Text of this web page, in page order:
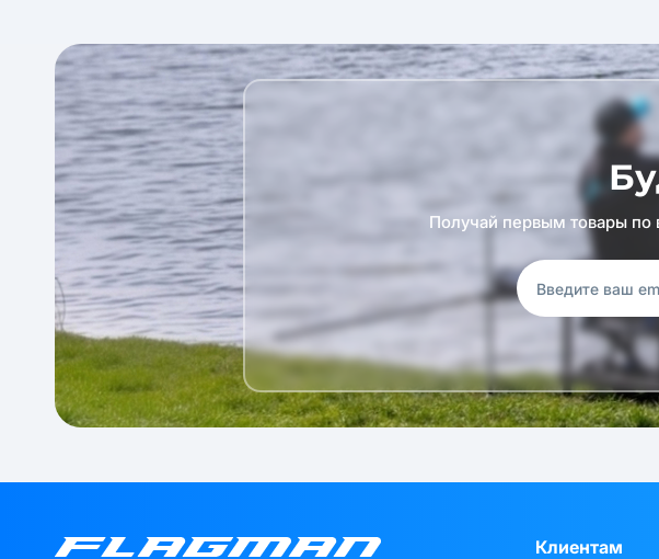
Получай первым товары по
Клиентам